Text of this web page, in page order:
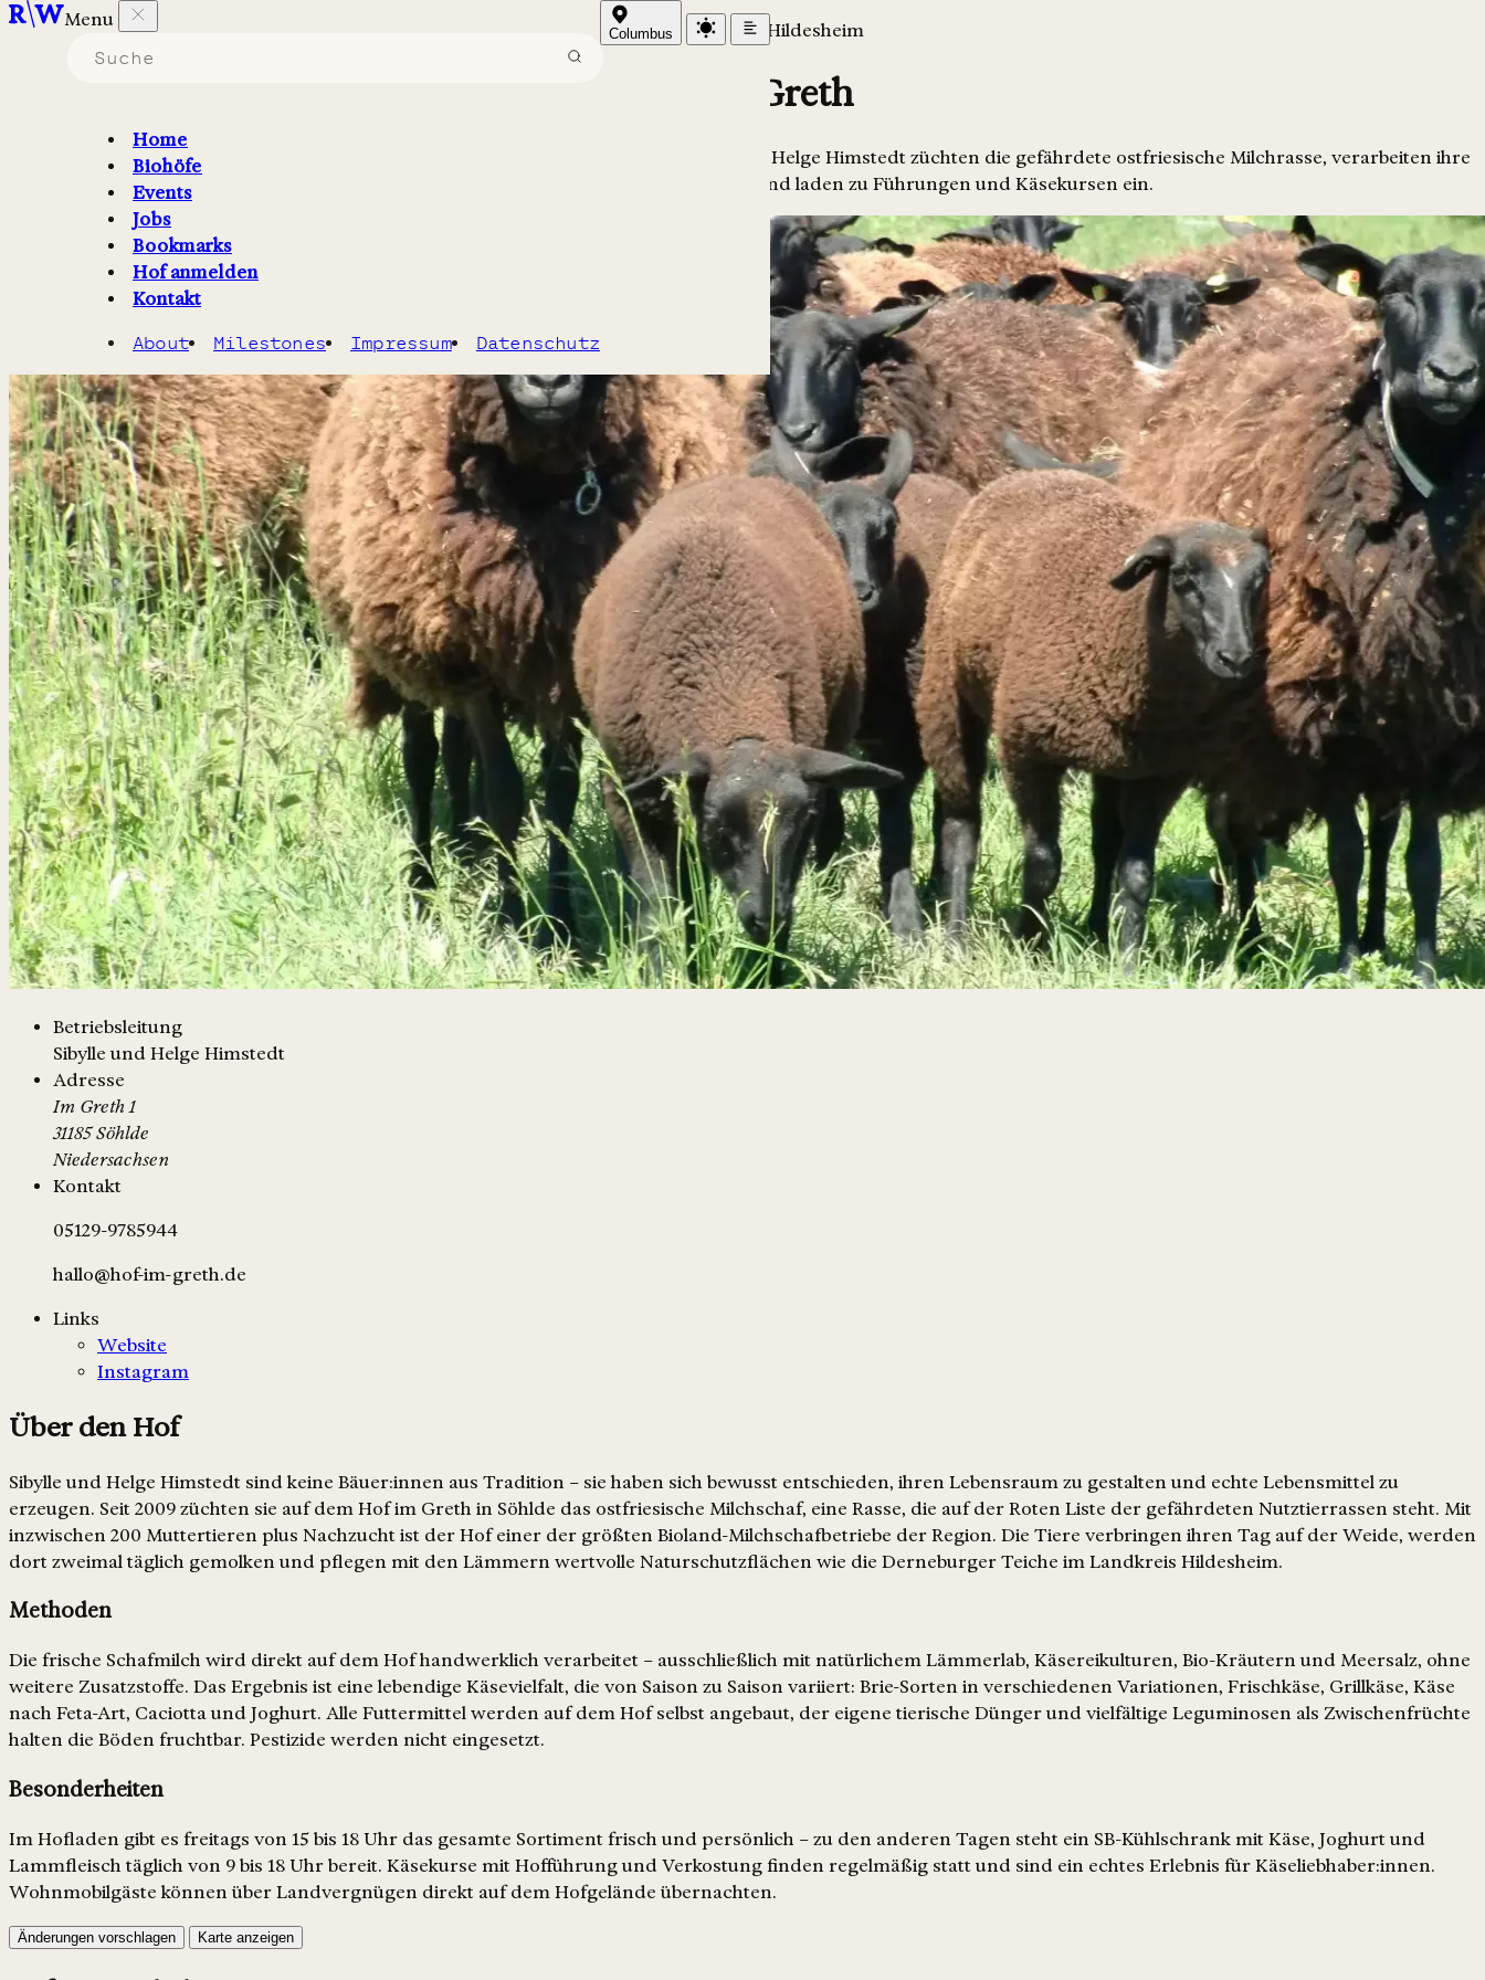
Menu
Home
Biohöfe
Events
Jobs
Bookmarks
Hof anmelden
Kontakt
About Milestones Impressum Datenschutz
Columbus
Niedersachsen / Hildesheim
Hof im Greth
Bioland-Milchschäferei mit Hofkäserei bei Söhlde im Landkreis Hildesheim – Sibylle und Helge Himstedt züchten die gefährdete ostfriesische Milchrasse, verarbeiten ihre
Schafmilch zu handwerklichen Käsespezialitäten und laden zu Führungen und Käsekursen ein.
Betriebsleitung
Sibylle und Helge Himstedt
Adresse
Im Greth 1
31185 Söhlde
Niedersachsen
Kontakt
05129-9785944
hallo@hof-im-greth.de
Links
Website
Instagram
Über den Hof
Sibylle und Helge Himstedt sind keine Bäuer:innen aus Tradition – sie haben sich bewusst entschieden, ihren Lebensraum zu gestalten und echte Lebensmittel zu
erzeugen. Seit 2009 züchten sie auf dem Hof im Greth in Söhlde das ostfriesische Milchschaf, eine Rasse, die auf der Roten Liste der gefährdeten Nutztierrassen steht. Mit
inzwischen 200 Muttertieren plus Nachzucht ist der Hof einer der größten Bioland-Milchschafbetriebe der Region. Die Tiere verbringen ihren Tag auf der Weide, werden
dort zweimal täglich gemolken und pflegen mit den Lämmern wertvolle Naturschutzflächen wie die Derneburger Teiche im Landkreis Hildesheim.
Methoden
Die frische Schafmilch wird direkt auf dem Hof handwerklich verarbeitet – ausschließlich mit natürlichem Lämmerlab, Käsereikulturen, Bio-Kräutern und Meersalz, ohne
weitere Zusatzstoffe. Das Ergebnis ist eine lebendige Käsevielfalt, die von Saison zu Saison variiert: Brie-Sorten in verschiedenen Variationen, Frischkäse, Grillkäse, Käse
nach Feta-Art, Caciotta und Joghurt. Alle Futtermittel werden auf dem Hof selbst angebaut, der eigene tierische Dünger und vielfältige Leguminosen als Zwischenfrüchte
halten die Böden fruchtbar. Pestizide werden nicht eingesetzt.
Besonderheiten
Im Hofladen gibt es freitags von 15 bis 18 Uhr das gesamte Sortiment frisch und persönlich – zu den anderen Tagen steht ein SB-Kühlschrank mit Käse, Joghurt und
Lammfleisch täglich von 9 bis 18 Uhr bereit. Käsekurse mit Hofführung und Verkostung finden regelmäßig statt und sind ein echtes Erlebnis für Käseliebhaber:innen.
Wohnmobilgäste können über Landvergnügen direkt auf dem Hofgelände übernachten.
Änderungen vorschlagen Karte anzeigen